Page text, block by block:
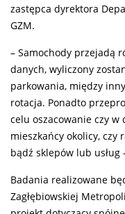
zastępca dyrektora
GZM.
– Samochody przejadą
danych, wyliczony
parkowania, między
rotacja. Ponadto
celu oszacowanie czy w
mieszkańcy okolicy, czy
bądź sklepów lub usług
Badania realizowane
Zagłębiowskiej